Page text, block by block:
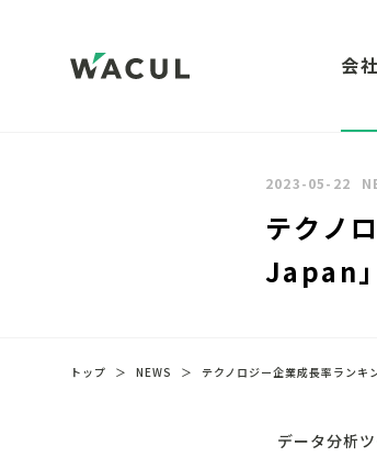
会
2023-05-22
テクノ
Japan
トップ ＞ NEWS ＞ テクノロジー企業成長率ランキ
データ分析